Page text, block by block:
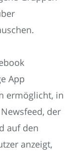
App
ermöglicht, in
der
auf den
anzeigt,